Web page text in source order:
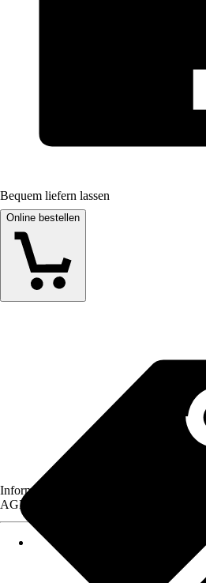
Bequem liefern lassen
Online bestellen
Informationen des Verkäufers, wie z. B.
AGB, finden Sie bei Klick auf den